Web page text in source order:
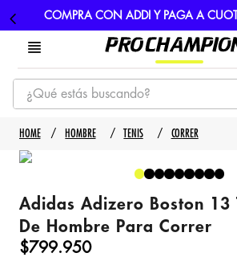
COMPRA CON ADDI Y PAGA A
¿Qué estás buscando?
TÉRMINOS MÁS BUSCADOS
1
3. nike
4. guayos
HOMBRE TENIS CORRER
Adidas Adizero Boston 13
De Hombre Para Correr
$799.950